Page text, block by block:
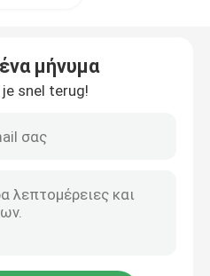
NTC
μήνυμα
snel terug!